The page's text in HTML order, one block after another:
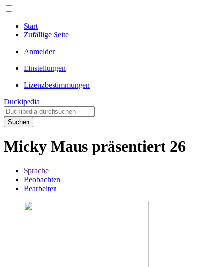
Start
Zufällige Seite
Anmelden
Einstellungen
Lizenzbestimmungen
Duckipedia
Suchen
Micky Maus präsentiert 26
Sprache
Beobachten
Bearbeiten